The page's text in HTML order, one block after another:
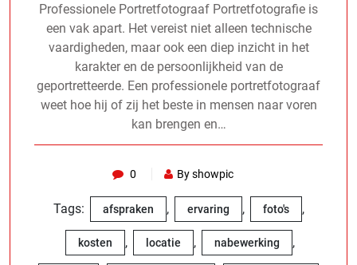
Professionele Portretfotograaf Portretfotografie is
een vak apart. Het vereist niet alleen technische
vaardigheden, maar ook een diep inzicht in het
karakter en de persoonlijkheid van de
geportretteerde. Een professionele portretfotograaf
weet hoe hij of zij het beste in mensen naar voren
kan brengen en…
0 By showpic
Tags: afspraken , ervaring , foto's ,
kosten , locatie , nabewerking ,